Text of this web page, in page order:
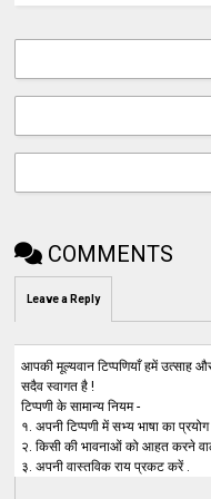
COMMENTS
Leave a Reply
आपकी मूल्यवान टिप्पणियाँ हमें उत्साह
सदैव स्वागत है !
टिप्पणी के सामान्य नियम -
१. अपनी टिप्पणी में सभ्य भाषा का
२. किसी की भावनाओं को आहत करने
३. अपनी वास्तविक राय प्रकट करें .